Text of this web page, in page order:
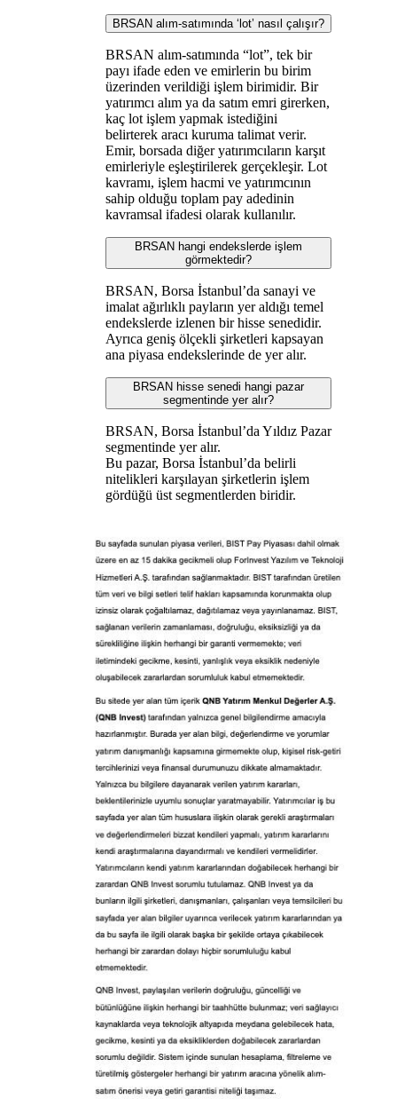
BRSAN alım-satımında ‘lot’ nasıl çalışır?
BRSAN alım-satımında “lot”, tek bir
payı ifade eden ve emirlerin bu birim
üzerinden verildiği işlem birimidir. Bir
yatırımcı alım ya da satım emri girerken,
kaç lot işlem yapmak istediğini
belirterek aracı kuruma talimat verir.
Emir, borsada diğer yatırımcıların karşıt
emirleriyle eşleştirilerek gerçekleşir. Lot
kavramı, işlem hacmi ve yatırımcının
sahip olduğu toplam pay adedinin
kavramsal ifadesi olarak kullanılır.
BRSAN hangi endekslerde işlem
görmektedir?
BRSAN, Borsa İstanbul’da sanayi ve
imalat ağırlıklı payların yer aldığı temel
endekslerde izlenen bir hisse senedidir.
Ayrıca geniş ölçekli şirketleri kapsayan
ana piyasa endekslerinde de yer alır.
BRSAN hisse senedi hangi pazar
segmentinde yer alır?
BRSAN, Borsa İstanbul’da Yıldız Pazar
segmentinde yer alır.
Bu pazar, Borsa İstanbul’da belirli
nitelikleri karşılayan şirketlerin işlem
gördüğü üst segmentlerden biridir.